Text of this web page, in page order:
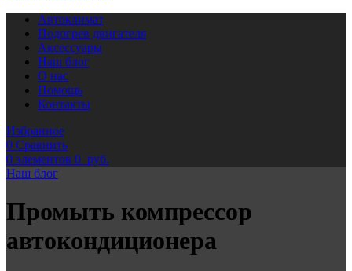
Автоклимат
Подогрев двигателя
Аксессуары
Наш блог
О нас
Помощь
Контакты
Избранное
0 Сравнить
0 элементов 0 руб.
Наш блог
Промыть компрессор
автокондиционера